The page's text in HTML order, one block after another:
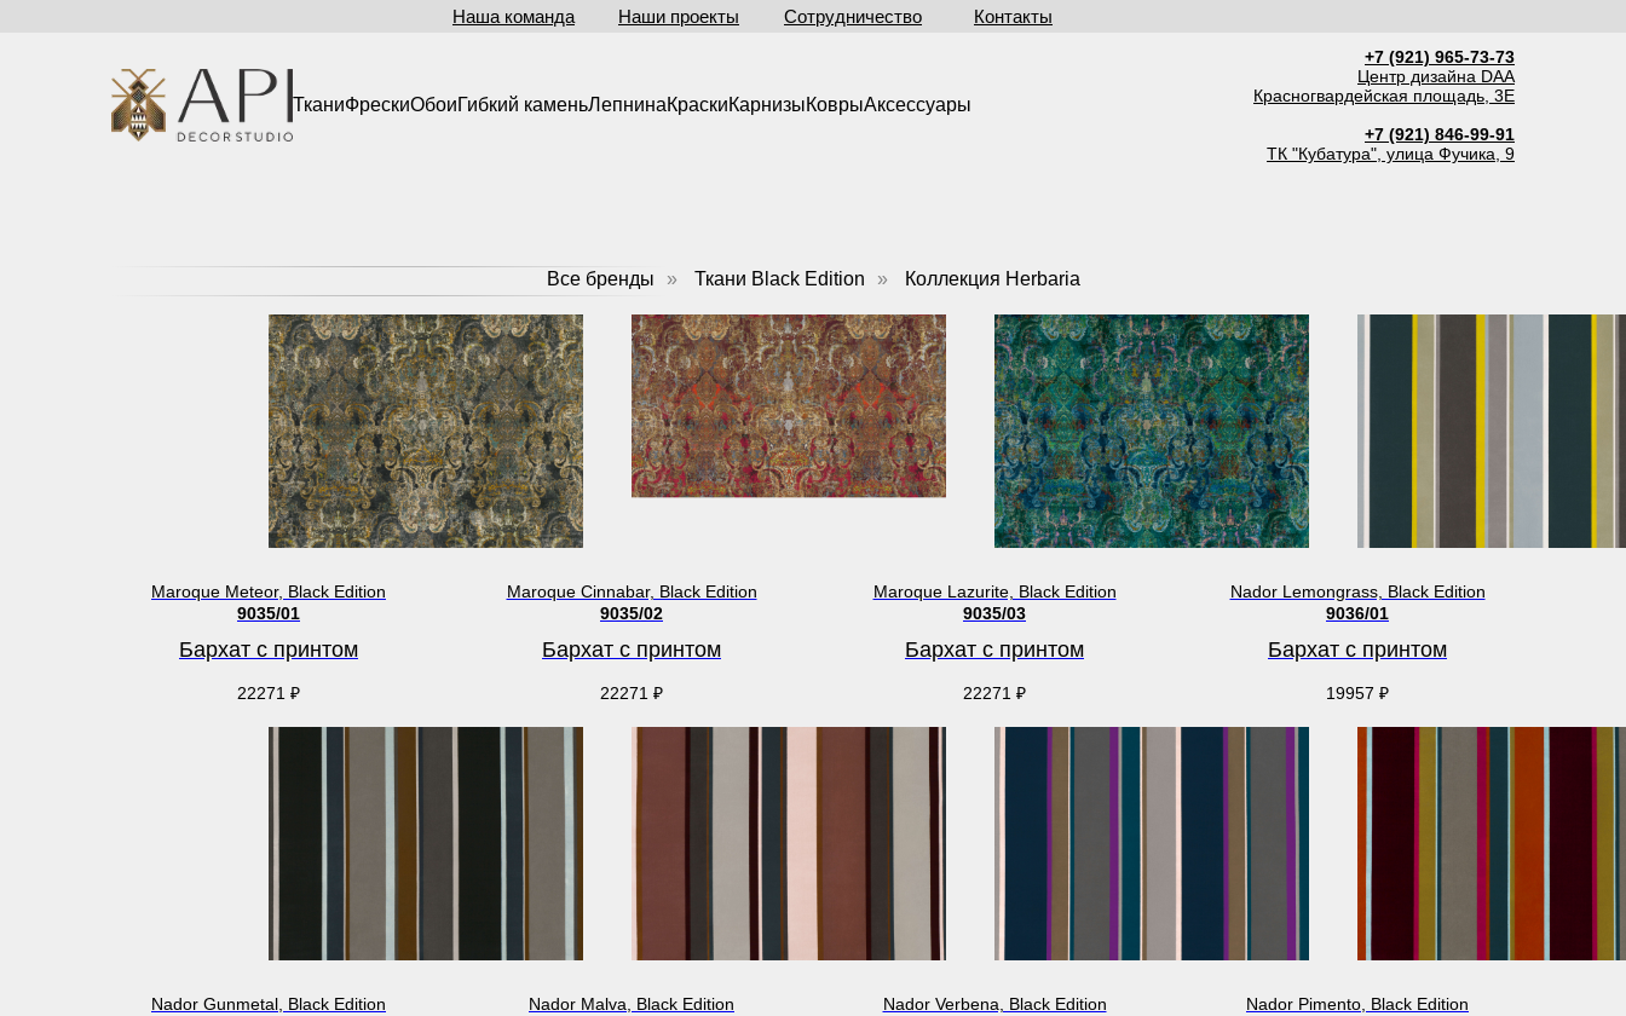
Наша команда Наши проекты Сотрудничество Контакты
ТканиФрескиОбоиГибкий каменьЛепнинаКраскиКарнизыКоврыАксессуары
+7 (921) 965-73-73
Центр дизайна DAA
Красногвардейская площадь, 3Е
+7 (921) 846-99-91
ТК "Кубатура", улица Фучика, 9
Все бренды » Ткани Black Edition » Коллекция Herbaria
Maroque Meteor, Black Edition
9035/01
Бархат с принтом
22271 ₽
Maroque Cinnabar, Black Edition
9035/02
Бархат с принтом
22271 ₽
Maroque Lazurite, Black Edition
9035/03
Бархат с принтом
22271 ₽
Nador Lemongrass, Black Edition
9036/01
Бархат с принтом
19957 ₽
Nador Gunmetal, Black Edition
Nador Malva, Black Edition
Nador Verbena, Black Edition
Nador Pimento, Black Edition